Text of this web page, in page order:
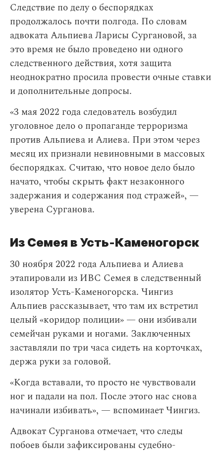
Следствие по делу о беспорядках
продолжалось почти полгода. По словам
адвоката Альпиева Ларисы Сургановой, за
это время не было проведено ни одного
следственного действия, хотя защита
неоднократно просила провести очные ставки
и дополнительные допросы.
«3 мая 2022 года следователь возбудил
уголовное дело о пропаганде терроризма
против Альпиева и Алиева. При этом через
месяц их признали невиновными в массовых
беспорядках. Считаю, что новое дело было
начато, чтобы скрыть факт незаконного
задержания и содержания под стражей», —
уверена Сурганова.
Из Семея в Усть-Каменогорск
30 ноября 2022 года Альпиева и Алиева
этапировали из ИВС Семея в следственный
изолятор Усть-Каменогорска. Чингиз
Альпиев рассказывает, что там их встретил
целый «коридор полиции» — они избивали
семейчан руками и ногами. Заключенных
заставляли по три часа сидеть на корточках,
держа руки за головой.
«Когда вставали, то просто не чувствовали
ног и падали на пол. После этого нас снова
начинали избивать», — вспоминает Чингиз.
Адвокат Сурганова отмечает, что следы
побоев были зафиксированы судебно-